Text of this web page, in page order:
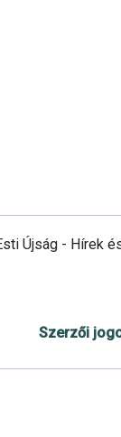
Újság - Hírek
Szerzői